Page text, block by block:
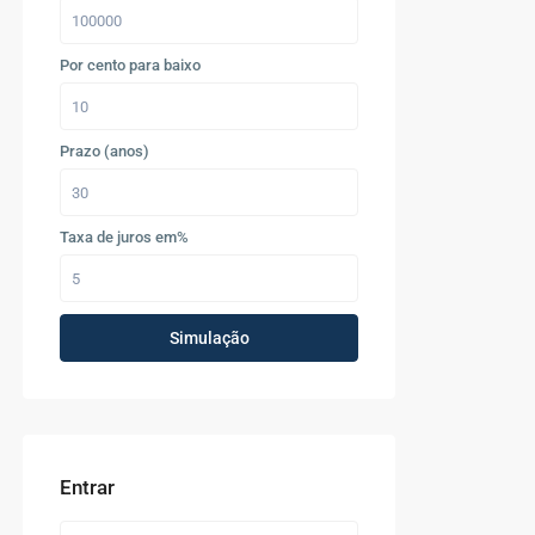
Por cento para baixo
Prazo (anos)
Taxa de juros em%
Simulação
Entrar